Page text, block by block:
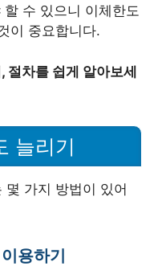
수 있으니 이체한도
이 중요합니다.
절차를 쉽게 알아보세
늘리기
몇 가지 방법이 있어
용하기